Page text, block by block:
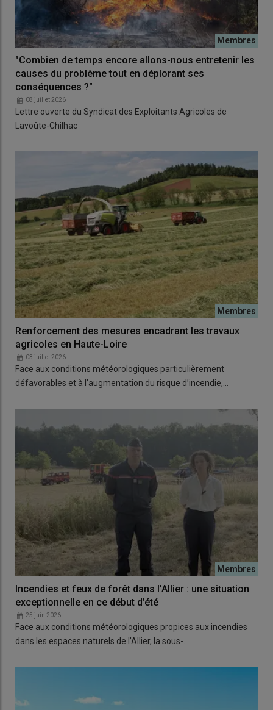
"Combien de temps encore allons-nous entretenir les
causes du problème tout en déplorant ses
conséquences ?"
08 juillet 2026
Lettre ouverte du Syndicat des Exploitants Agricoles de
Lavoûte-Chilhac
Renforcement des mesures encadrant les travaux
agricoles en Haute-Loire
03 juillet 2026
Face aux conditions météorologiques particulièrement
défavorables et à l’augmentation du risque d’incendie,…
Incendies et feux de forêt dans l’Allier : une situation
exceptionnelle en ce début d’été
25 juin 2026
Face aux conditions météorologiques propices aux incendies
dans les espaces naturels de l’Allier, la sous-…